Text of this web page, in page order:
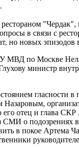
в связи с
но новых эпизодов
МВД по Москве
министр
гласности
отец и глава
о подозрениях
в покое Артема